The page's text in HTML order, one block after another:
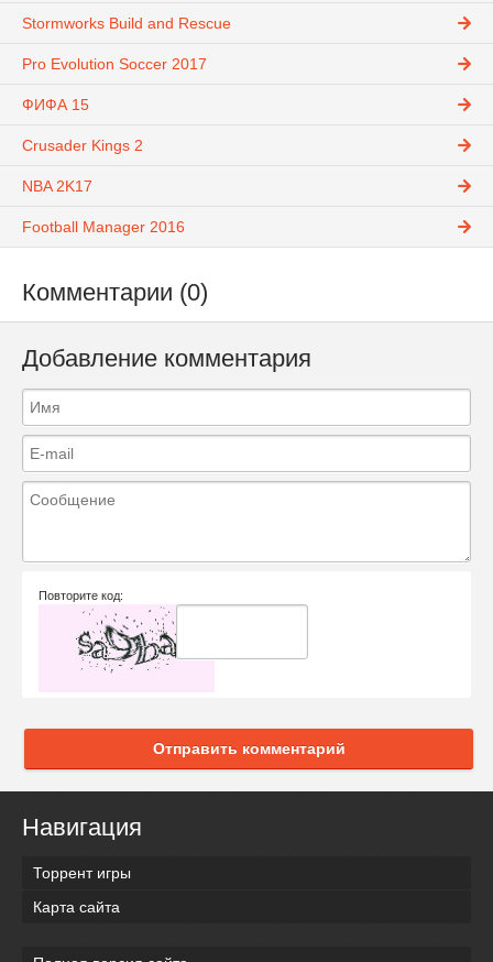
Stormworks Build and Rescue
Pro Evolution Soccer 2017
ФИФА 15
Crusader Kings 2
NBA 2K17
Football Manager 2016
Комментарии (0)
Добавление комментария
Повторите код:
Отправить комментарий
Навигация
Торрент игры
Карта сайта